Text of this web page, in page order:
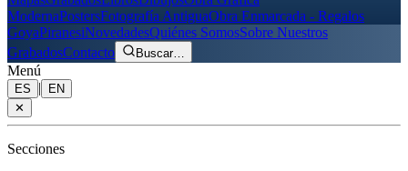
ModernaPostersFotografía AntiguaObra Enmarcada - Regalos
GoyaPiranesiNovedadesQuiénes SomosSobre Nuestros
GrabadosContacto Buscar…
Menú
ES |
EN
✕
Secciones